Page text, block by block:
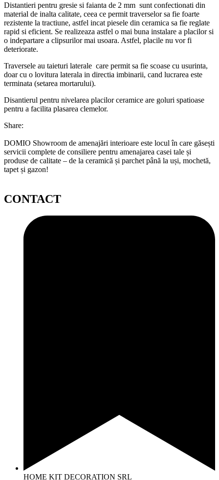
Distantieri pentru gresie si faianta de 2 mm sunt confectionati din
material de inalta calitate, ceea ce permit traverselor sa fie foarte
rezistente la tractiune, astfel incat piesele din ceramica sa fie reglate
rapid si eficient. Se realizeaza astfel o mai buna instalare a placilor si
o indepartare a clipsurilor mai usoara. Astfel, placile nu vor fi
deteriorate.
Traversele au taieturi laterale care permit sa fie scoase cu usurinta,
doar cu o lovitura laterala in directia imbinarii, cand lucrarea este
terminata (setarea mortarului).
Disantierul pentru nivelarea placilor ceramice are goluri spatioase
pentru a facilita plasarea clemelor.
Share:
DOMIO Showroom de amenajări interioare este locul în care găsești
servicii complete de consiliere pentru amenajarea casei tale și
produse de calitate – de la ceramică și parchet până la uși, mochetă,
tapet și gazon!
CONTACT
HOME KIT DECORATION SRL